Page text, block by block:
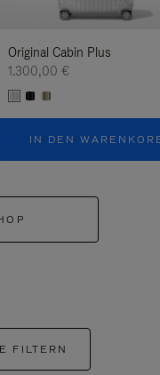
Original Cabin Plus
1.300,00 €
IN DEN
FILTERN